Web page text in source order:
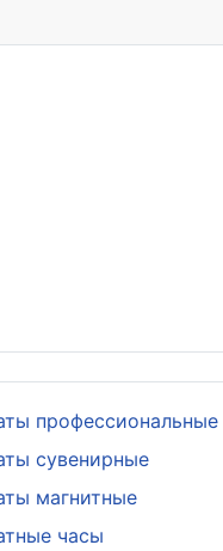
профессиональные
сувенирные
магнитные
часы